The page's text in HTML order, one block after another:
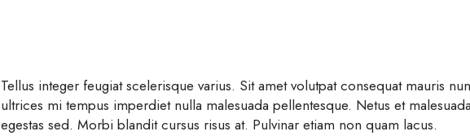
Tellus integer feugiat scelerisque varius. Sit amet volutpat consequat mauris
ultrices mi tempus imperdiet nulla malesuada pellentesque. Netus et
egestas sed. Morbi blandit cursus risus at. Pulvinar etiam non quam lacus.